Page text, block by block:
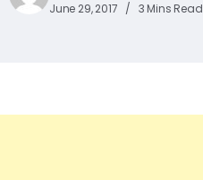
June 29, 2017 3 Mins Read